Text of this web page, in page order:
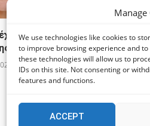
Manage
We use technologies like cookies to
to improve browsing experience and
these technologies will allow us to
IDs on this site. Not consenting or
features and functions.
ACCEPT
τελειώσει η
προσώπου;